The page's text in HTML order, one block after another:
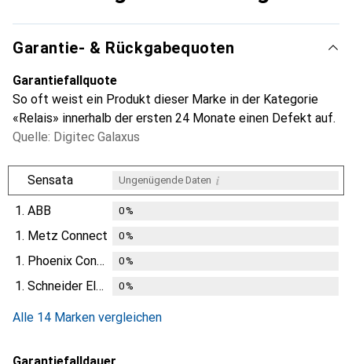
Garantie- & Rückgabequoten
Garantiefallquote
So oft weist ein Produkt dieser Marke in der Kategorie
«Relais» innerhalb der ersten 24 Monate einen Defekt auf.
Quelle: Digitec Galaxus
Sensata Ungenügende Daten i
1. ABB 0%
1. Metz Connect 0%
1. Phoenix Contact 0%
1. Schneider Electric 0%
Alle 14 Marken vergleichen